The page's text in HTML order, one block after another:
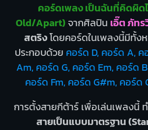
คอร์ดเพลง เป็นฉันที่คิดผิด
Old/Apart)จากศิลปิน เอิ๊ต ภัทร
สตริงโดยคอร์ดในเพลงนี้มีทั้ง
ประกอบด้วย คอร์ด D, คอร์ด A,
Am, คอร์ด G, คอร์ด Em, คอร์ด
คอร์ด Fm, คอร์ด G#m, คอร์ด
การตั้งสายกีต้าร์ เพื่อเล่นเพลงนี้
สายเป็นแบบมาตรฐาน